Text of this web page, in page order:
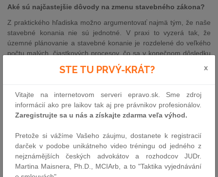
Aké sú najčastejšie dôvody na zmenu stavebného zákona?
Z praktického hľadiska možno argumentovať najmä tým, že naše
stavebné konania nie sú jednotné. V praxi to vyzerá tak, že
územné plánovanie a stavebné konanie je rozdelené do veľkého
počtu malých, čiastkových procesov, čo sa v konečnom dôsledku
veľmi nepriaznivo odzrkadľuje v dlhotrvajúcich stavebných
a obcí má v súčasnosti zastarané a neaktuálne územné plány, čo
vedie k spomínanej neúmernej dĺžke povoľovacích procesov.
S tým následne nepriamo súvisí aj fakt, že štátne a samosprávne
V neposlednom rade je dôvodom na zmenu v oblasti stavebnej
legislatívy aj nadmerná administratívna záťaž subjektov, ktorá
spočíva v nejednotnej a nedostatočnej informatizácii
STE TU PRVÝ-KRÁT? x
Vitajte na internetovom serveri epravo.sk. Sme zdroj
informácií ako pre laikov tak aj pre právnikov profesionálov.
Zaregistrujte sa u nás a získajte zdarma veľa výhod.
Pretože si vážíme Vašeho záujmu, dostanete k registracií
darček v podobe unikátneho video tréningu od jedného z
nejznámějších českých advokátov a rozhodcov JUDr.
Martina Maisnera, Ph.D., MCIArb, a to "Taktika vyjednávání